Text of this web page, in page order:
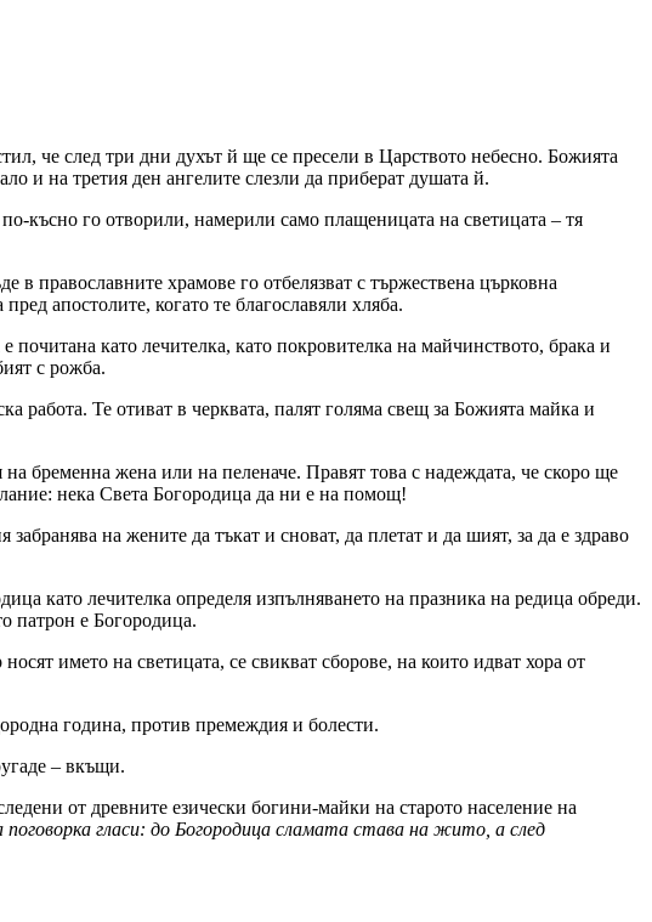
че след три дни духът й ще се пресели в Царството небесно. Божията
и на третия ден ангелите слезли да приберат душата й.
късно го отворили, намерили само плащеницата на светицата – тя
в православните храмове го отбелязват с тържествена църковна
апостолите, когато те благославяли хляба.
почитана като лечителка, като покровителка на майчинството, брака и
с рожба.
работа. Те отиват в черквата, палят голяма свещ за Божията майка и
бременна жена или на пеленаче. Правят това с надеждата, че скоро ще
нека Света Богородица да ни е на помощ!
на жените да тъкат и сноват, да плетат и да шият, за да е здраво
като лечителка определя изпълняването на празника на редица обреди.
патрон е Богородица.
името на светицата, се свикват сборове, на които идват хора от
година, против премеждия и болести.
– вкъщи.
от древните езически богини-майки на старото население на
гласи: до Богородица сламата става на жито, а след